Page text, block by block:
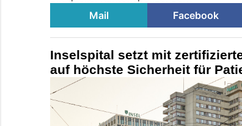
Mail
Facebook
Inselspital setzt mit
auf höchste Sicherheit für